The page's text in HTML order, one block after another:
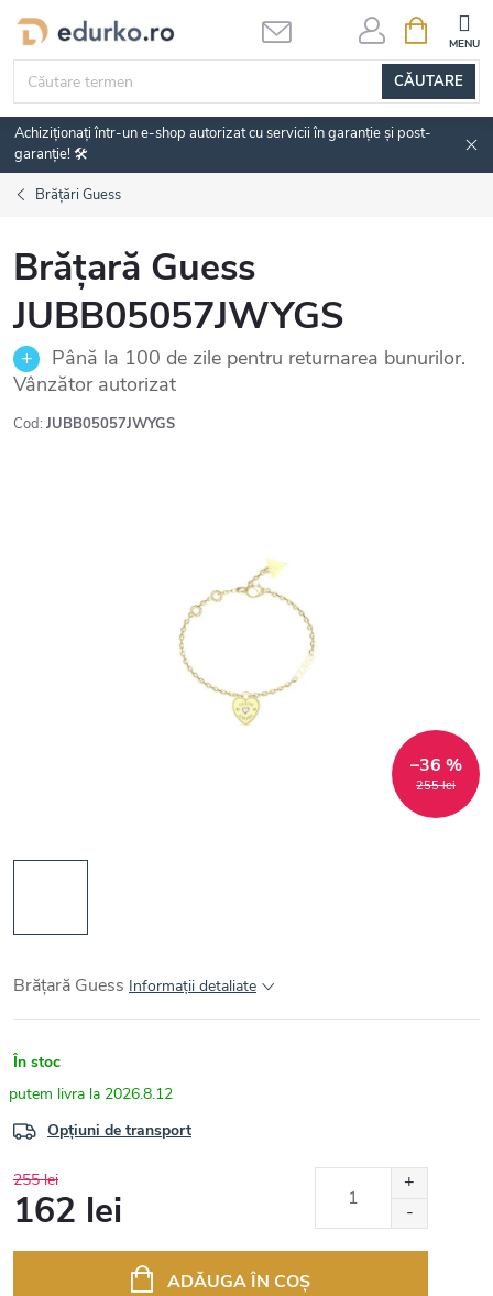
Treci
conținut
CĂUTARE
DE
Achiziționați într-un e-shop autorizat cu servicii în garanție și post-
garanție! 🛠️
Brățări Guess
Brățară Guess
JUBB05057JWYGS
Până la 100 de zile pentru returnarea bunurilor.
Vânzător autorizat
Cod: JUBB05057JWYGS
255 lei
–36 %
Brățară Guess Informaţii detaliate
În stoc
2026.8.12
Opțiuni de transport
255 lei
162 lei
ADĂUGA ÎN COŞ